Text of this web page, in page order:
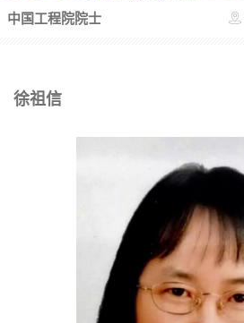
中国工程院院士
徐祖信